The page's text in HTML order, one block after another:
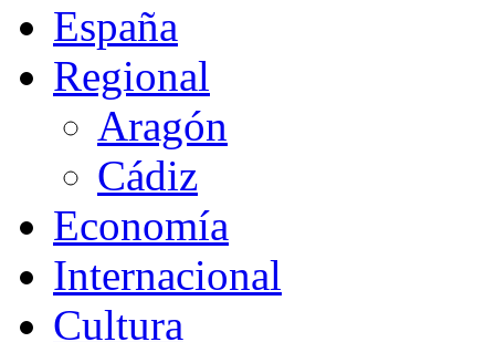
España
Regional
Aragón
Cádiz
Economía
Internacional
Cultura